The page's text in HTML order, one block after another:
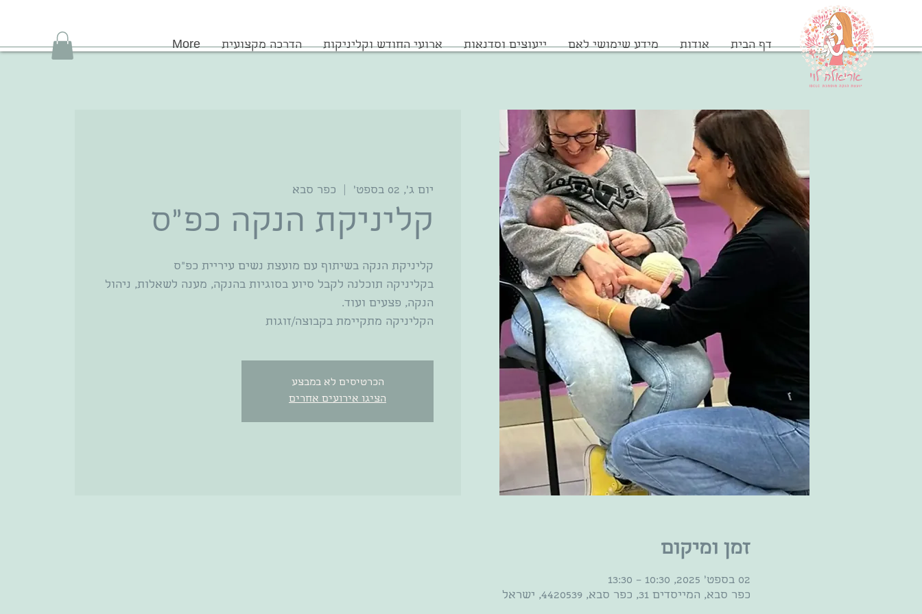
דף הבית אודות מידע שימושי לאם ייעוצים וסדנאות ארועי החודש וקליניקות הדרכה מקצועית More
יום ג׳, 02 בספט׳ כפר סבא
קליניקת הנקה כפ"ס
בקליניקה תוכלנה לקבל סיוע בסוגיות בהנקה, מענה לשאלות, ניהול
הקליניקה מתקיימת בקבוצה/זוגות
הכרטיסים לא במבצע
הציגו אירועים אחרים
זמן ומיקום
02 בספט׳ 2025, 10:30 – 13:30
כפר סבא, המייסדים 31, כפר סבא, 4420539, ישראל